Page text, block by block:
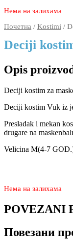
Нема на залихама
Почетна / Kostimi /
Deciji
Opis
Deciji kostim za
Deciji kostim Vuk iz
Presladak i mekan
drugare na
Velicina M(4-7
Нема на залихама
POVEZANI
Повезани